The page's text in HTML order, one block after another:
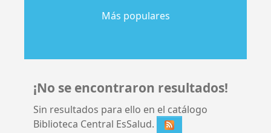
Más populares
¡No se encontraron resultados!
Sin resultados para ello en el catálogo
Biblioteca Central EsSalud.